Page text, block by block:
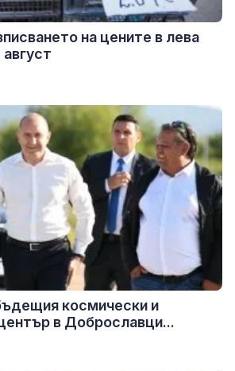
на цените в лева
космически и
в Доброславци...